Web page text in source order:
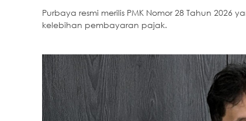
Purbaya resmi merilis PMK Nomor 28 Tahun
kelebihan pembayaran pajak.